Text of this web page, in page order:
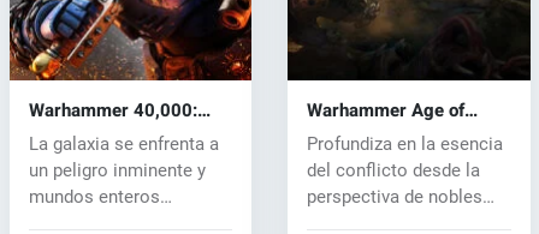
Warhammer 40,000:
Space Marine 2 (PC) key
La galaxia se enfrenta a
un peligro inminente y
mundos enteros
Warhammer Age of
Sigmar: Realms of Ruin
(PC) key
Profundiza en la esencia
del conflicto desde la
perspectiva de nobles